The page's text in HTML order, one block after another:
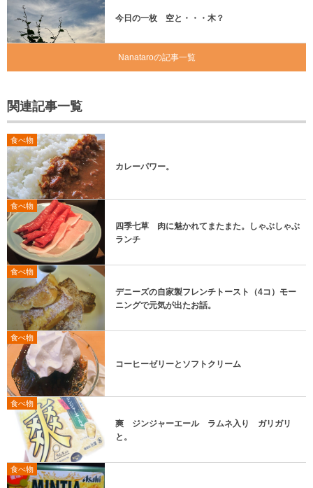
今日の一枚 空と・・・木？
Nanataroの記事一覧
関連記事一覧
食べ物
カレーパワー。
食べ物
四季七草 肉に魅かれてまたまた。しゃぶしゃぶ
ランチ
食べ物
デニーズの自家製フレンチトースト（4コ）モー
ニングで元気が出たお話。
食べ物
コーヒーゼリーとソフトクリーム
食べ物
爽 ジンジャーエール ラムネ入り ガリガリ
と。
食べ物